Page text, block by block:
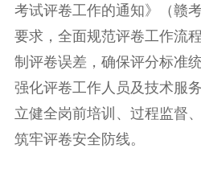
考试评卷工作的通知》（赣
要求，全面规范评卷工作流
制评卷误差，确保评分标准
强化评卷工作人员及技术服
立健全岗前培训、过程监督
筑牢评卷安全防线。